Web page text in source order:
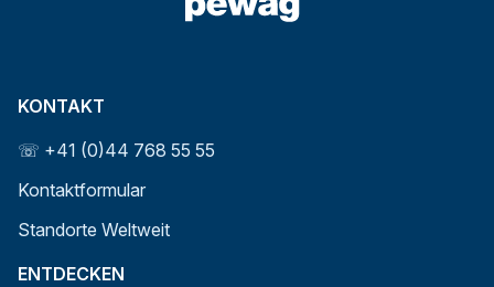
KONTAKT
☏ +41 (0)44 768 55 55
Kontaktformular
Standorte Weltweit
ENTDECKEN